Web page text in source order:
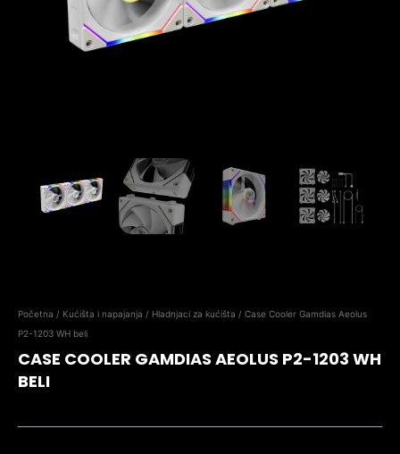
Početna / Kućišta i napajanja / Hladnjaci za kućišta / Case Cooler Gamdias Aeolus
P2-1203 WH beli
CASE COOLER GAMDIAS AEOLUS P2-1203 WH
BELI